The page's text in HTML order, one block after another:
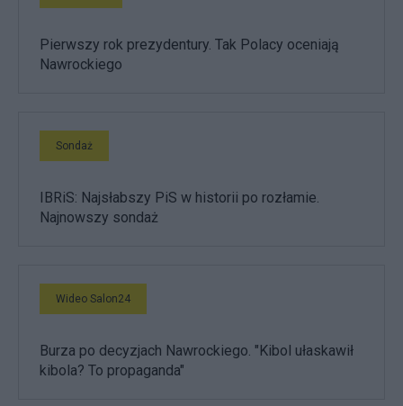
Pierwszy rok prezydentury. Tak Polacy oceniają
Nawrockiego
Sondaż
IBRiS: Najsłabszy PiS w historii po rozłamie.
Najnowszy sondaż
Wideo Salon24
Burza po decyzjach Nawrockiego. "Kibol ułaskawił
kibola? To propaganda"